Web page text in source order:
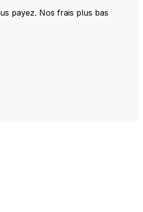
payez. Nos frais plus bas